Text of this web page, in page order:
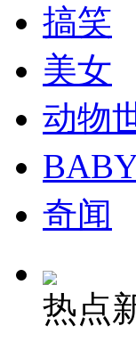
无痛分娩是否
外交部：反对
外交部：有关
安徽一实载49
搞笑
美女
动物
奇闻
热点